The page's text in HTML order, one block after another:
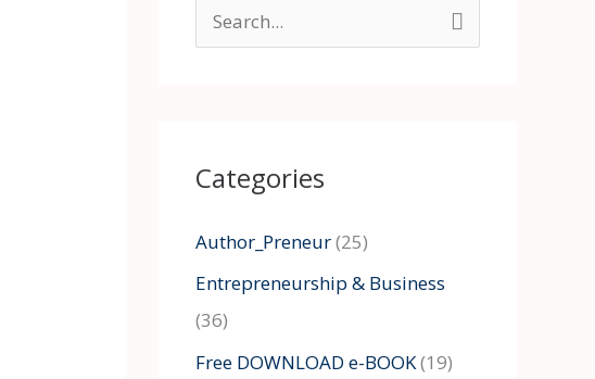
c
f
o
r
:
Categories
Author_Preneur(25)
Entrepreneurship & Business
(36)
Free DOWNLOAD e-BOOK(19)